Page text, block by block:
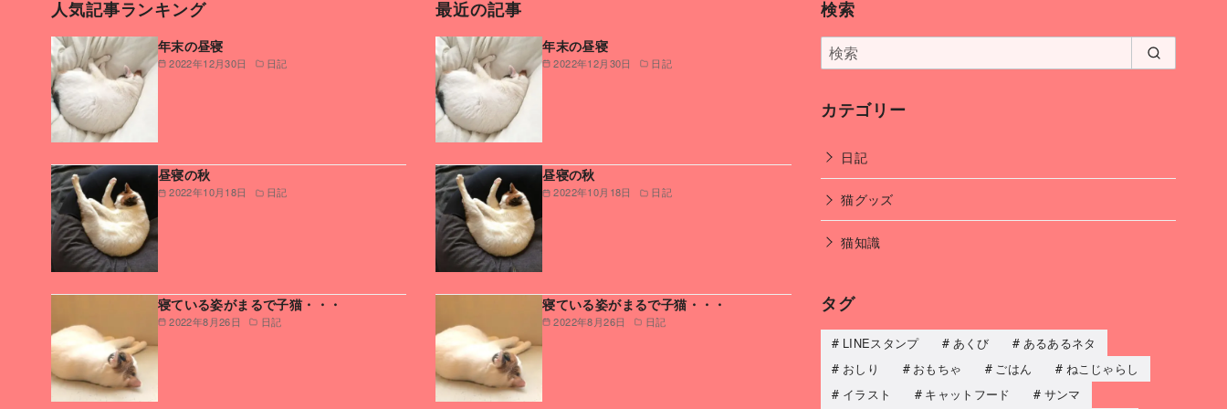
人気記事ランキング
2022年12月30日 日記
年末の昼寝
2022年10月18日 日記
昼寝の秋
2022年8月26日 日記
寝ている姿がまるで子猫・・・
最近の記事
2022年12月30日 日記
年末の昼寝
2022年10月18日 日記
昼寝の秋
2022年8月26日 日記
寝ている姿がまるで子猫・・・
検索
カテゴリー
日記
猫グッズ
猫知識
タグ
LINEスタンプ あくび
あるあるネタ
おしり
おもちゃ ごはん
ねこじゃらし
イラスト
キャットフード サンマ